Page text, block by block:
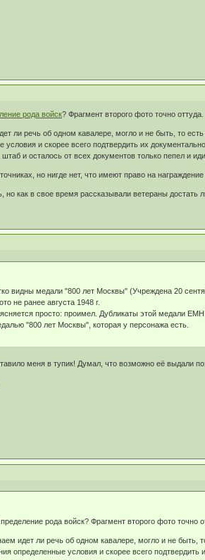
рода войск? Фрагмент второго фото точно оттуда.
ли речь об одном кавалере, могло и не быть, то
и скорее всего подтвердить их
и осталось от всех документов только пепел и
но нигде нет, что имеют право на
как в свое время рассказывали ветераны
видны медали "800 лет Москвы" (Учреждена 20
не ранее августа 1948 г.
просто: проимел. Дубликаты этой медали
"800 лет Москвы", которая у персонажа есть.
меня в тупик! Думал, что возможно её выдали
рода войск? Фрагмент второго фото точно
идет ли речь об одном кавалере, могло и не быть,
определенные условия и скорее всего